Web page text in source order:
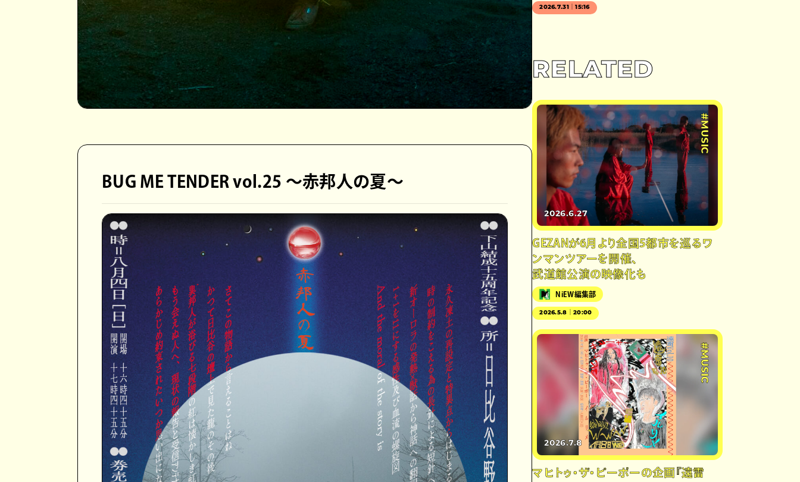
BUG ME TENDER vol.25 ～赤邦人の夏～
2026.7.31｜15:16
RELATED
#MUSIC
2026.6.27
GEZANが6月より全国5都市を巡るワ
ンマンツアーを開催、
武道館公演の映像化も
NiEW編集部
2026.5.8｜20:00
#MUSIC
2026.7.8
マヒトゥ・ザ・ピーポーの企画『遠雷